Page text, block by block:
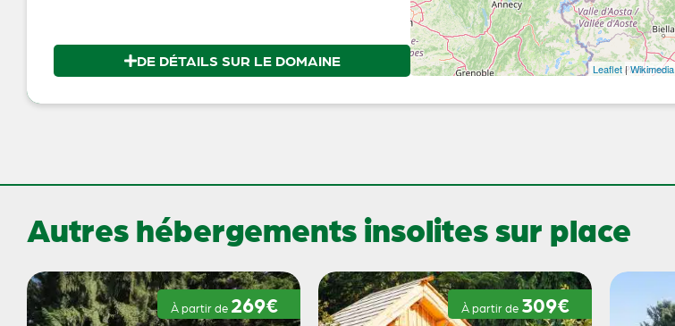
DE DÉTAILS SUR LE DOMAINE Leaflet|Wikimedia
Autres hébergements insolites sur place
À partir de 269€ À partir de 309€